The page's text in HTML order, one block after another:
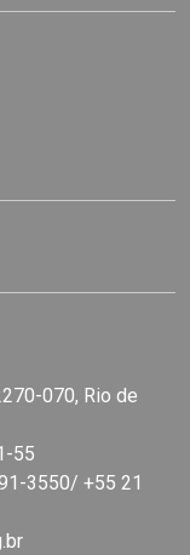
070, Rio de
55
3550/ +55 21